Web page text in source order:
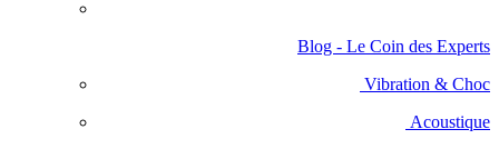
Blog - Le Coin des Experts
Vibration & Choc
Acoustique